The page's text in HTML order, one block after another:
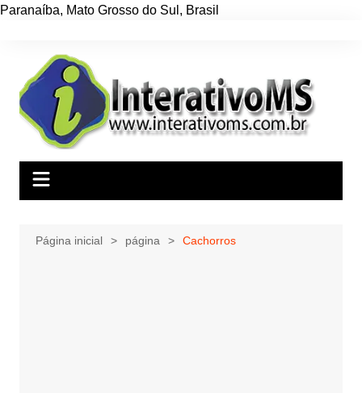
Paranaíba, Mato Grosso do Sul , Brasil
conteúdo
Página inicial página Cachorros